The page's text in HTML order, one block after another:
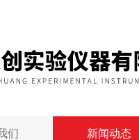
们 新闻动态